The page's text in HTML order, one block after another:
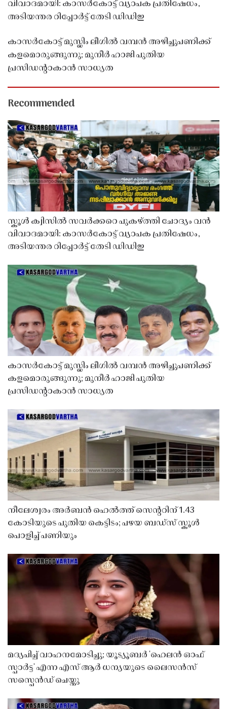
വിവാദമായി: കാസർകോട്ട് വ്യാപക പ്രതിഷേധം,
അടിയന്തര റിപ്പോർട്ട് തേടി ഡിഡിഇ
കാസർകോട്ട് മുസ്ലിം ലീഗിൽ വമ്പൻ അഴിച്ചുപണിക്ക്
കളമൊരുങ്ങുന്നു; മുനീർ ഹാജി പുതിയ
പ്രസിഡൻ്റാകാൻ സാധ്യത
Recommended
സ്കൂൾ ക്വിസിൽ സവർക്കറെ പുകഴ്ത്തി ചോദ്യം വൻ
വിവാദമായി: കാസർകോട്ട് വ്യാപക പ്രതിഷേധം,
അടിയന്തര റിപ്പോർട്ട് തേടി ഡിഡിഇ
കാസർകോട്ട് മുസ്ലിം ലീഗിൽ വമ്പൻ അഴിച്ചുപണിക്ക്
കളമൊരുങ്ങുന്നു; മുനീർ ഹാജി പുതിയ
പ്രസിഡൻ്റാകാൻ സാധ്യത
നീലേശ്വരം അർബൻ ഹെൽത്ത് സെൻ്ററിന് 1.43
കോടിയുടെ പുതിയ കെട്ടിടം; പഴയ ബഡ്സ് സ്കൂൾ
പൊളിച്ച് പണിയും
മദ്യപിച്ച് വാഹനമോടിച്ചു; യൂട്യൂബർ 'ഹെലൻ ഓഫ്
സ്പാർട്ട' എന്ന എസ് ആർ ധന്യയുടെ ലൈസൻസ്
സസ്പെൻഡ് ചെയ്തു ​​​​​​​